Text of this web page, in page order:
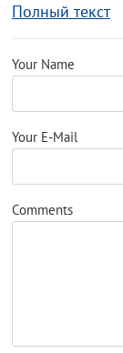
Полный текст
Your Name
Your E-Mail
Comments